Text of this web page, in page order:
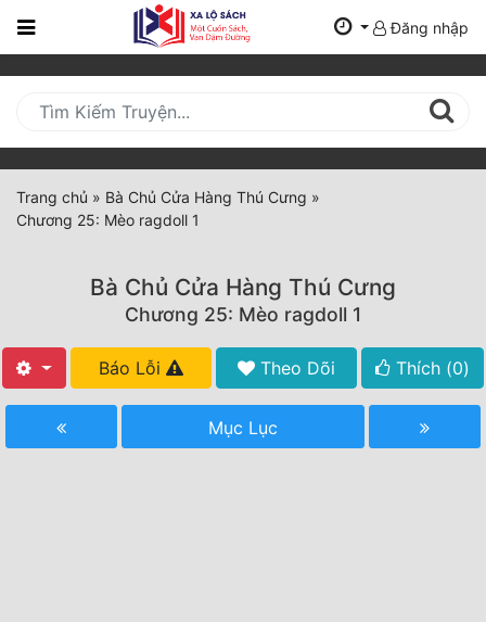
Trang
Mới
Cập
Nhật
(current)
Tất Cả
Hoàn Thành
Đăng nhập
Trang chủ » Bà Chủ Cửa Hàng Thú Cưng »
Chương 25: Mèo ragdoll 1
Bà Chủ Cửa Hàng Thú Cưng
Chương 25: Mèo ragdoll 1
Báo Lỗi Theo Dõi Thích (0)
Mục Lục